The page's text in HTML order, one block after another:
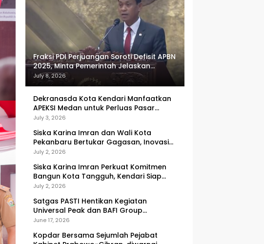
Fraksi PDI Perjuangan Soroti Defisit APBN
2025, Minta Pemerintah Jelaskan
Sejumlah Target yang Tak Tercapai
July 8, 2026
Dekranasda Kota Kendari Manfaatkan
APEKSI Medan untuk Perluas Pasar
UMKM, Tenun Lokal Jadi Primadona
July 3, 2026
Siska Karina Imran dan Wali Kota
Pekanbaru Bertukar Gagasan, Inovasi
Peningkatan PAD Jadi Fokus Diskusi
July 2, 2026
Siska Karina Imran Perkuat Komitmen
Bangun Kota Tangguh, Kendari Siap
Hadapi Tantangan Pangan dan
July 2, 2026
Satgas PASTI Hentikan Kegiatan
Universal Peak dan BAFI Group
Indonesia
June 17, 2026
Kopdar Bersama Sejumlah Pejabat